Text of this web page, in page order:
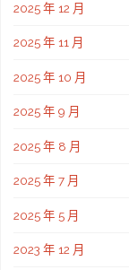
2025 年 12 月
2025 年 11 月
2025 年 10 月
2025 年 9 月
2025 年 8 月
2025 年 7 月
2025 年 5 月
2023 年 12 月